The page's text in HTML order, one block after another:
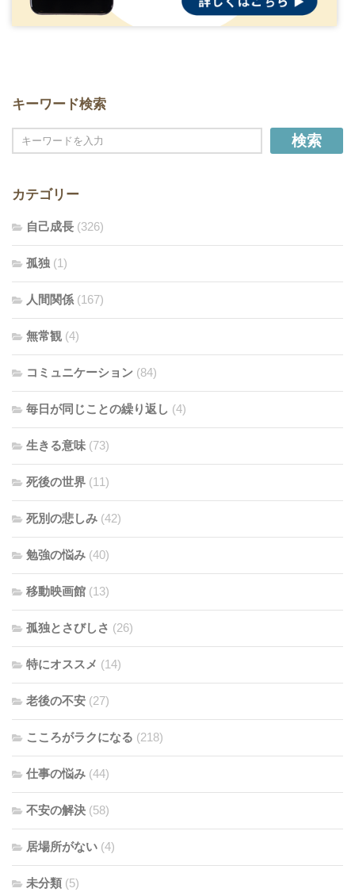
キーワード検索
検索
カテゴリー
自己成長 (326)
孤独 (1)
人間関係 (167)
無常観 (4)
コミュニケーション (84)
毎日が同じことの繰り返し (4)
生きる意味 (73)
死後の世界 (11)
死別の悲しみ (42)
勉強の悩み (40)
移動映画館 (13)
孤独とさびしさ (26)
特にオススメ (14)
老後の不安 (27)
こころがラクになる (218)
仕事の悩み (44)
不安の解決 (58)
居場所がない (4)
未分類 (5)